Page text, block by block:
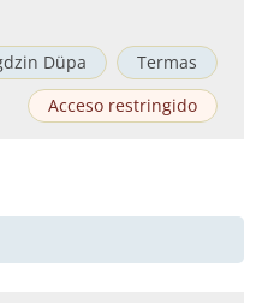
Düpa
Termas
Acceso restringido